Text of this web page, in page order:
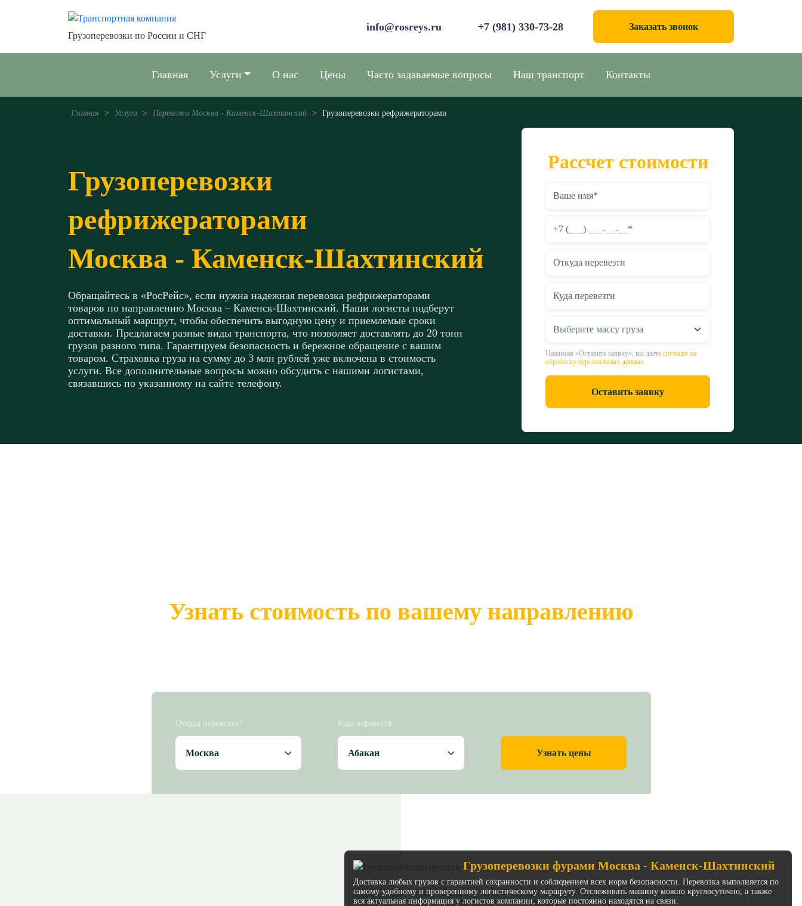
Грузоперевозки по России и СНГ
info@rosreys.ru +7 (981) 330-73-28 Заказать звонок
Главная Услуги О нас Цены Часто задаваемые вопросы Наш транспорт Контакты
Главная > Услуги > Перевозки Москва - Каменск-Шахтинский > Грузоперевозки рефрижераторами
Грузоперевозки
рефрижераторами
Москва - Каменск-Шахтинский
Обращайтесь в «РосРейс», если нужна надежная перевозка рефрижераторами
товаров по направлению Москва – Каменск-Шахтинский. Наши логисты подберут
оптимальный маршрут, чтобы обеспечить выгодную цену и приемлемые сроки
доставки. Предлагаем разные виды транспорта, что позволяет доставлять до 20 тонн
грузов разного типа. Гарантируем безопасность и бережное обращение с вашим
товаром. Страховка груза на сумму до 3 млн рублей уже включена в стоимость
услуги. Все дополнительные вопросы можно обсудить с нашими логистами,
связавшись по указанному на сайте телефону.
Рассчет стоимости
Нажимая «Оставить заявку», вы даете согласие на
обработку персональных данных
Оставить заявку
Узнать стоимость по вашему направлению
Откуда перевезти? Куда перевезти
Узнать цены
Грузоперевозки фурами Москва - Каменск-Шахтинский
Доставка любых грузов с гарантией сохранности и соблюдением всех норм безопасности. Перевозка выполняется по
самому удобному и проверенному логистическому маршруту. Отслеживать машину можно круглосуточно, а также
вся актуальная информация у логистов компании, которые постоянно находятся на связи.